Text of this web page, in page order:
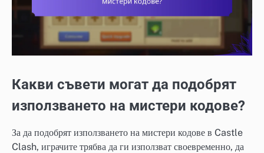
Какви съвети могат да подобрят
използването на мистери кодове?
За да подобрят използването на мистери кодове в Castle
Clash, играчите трябва да ги използват своевременно, да